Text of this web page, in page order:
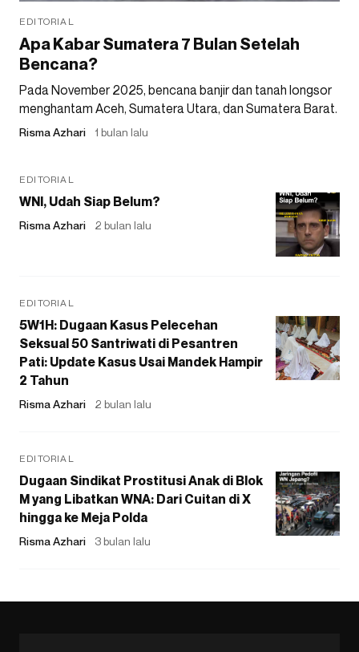
EDITORIAL
Apa Kabar Sumatera 7 Bulan Setelah
Bencana?
Pada November 2025, bencana banjir dan tanah longsor
menghantam Aceh, Sumatera Utara, dan Sumatera Barat.
Risma Azhari 1 bulan lalu
EDITORIAL
WNI, Udah Siap Belum?
Risma Azhari 2 bulan lalu
EDITORIAL
5W1H: Dugaan Kasus Pelecehan
Seksual 50 Santriwati di Pesantren
Pati: Update Kasus Usai Mandek Hampir
2 Tahun
Risma Azhari 2 bulan lalu
EDITORIAL
Dugaan Sindikat Prostitusi Anak di Blok
M yang Libatkan WNA: Dari Cuitan di X
hingga ke Meja Polda
Risma Azhari 3 bulan lalu